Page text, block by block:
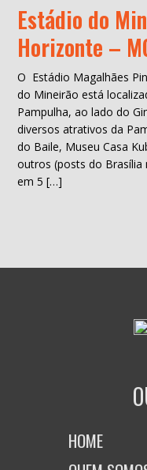
Estádio do
Horizonte –
O Estádio Magalhães
do Mineirão está
Pampulha, ao lado do
diversos atrativos da
do Baile, Museu Casa
outros (posts do Brasília
em 5 […]
HOME